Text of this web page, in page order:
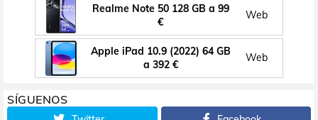
Realme Note 50 128 GB a 99
€
Web
Apple iPad 10.9 (2022) 64 GB
a 392 €
Web
SÍGUENOS